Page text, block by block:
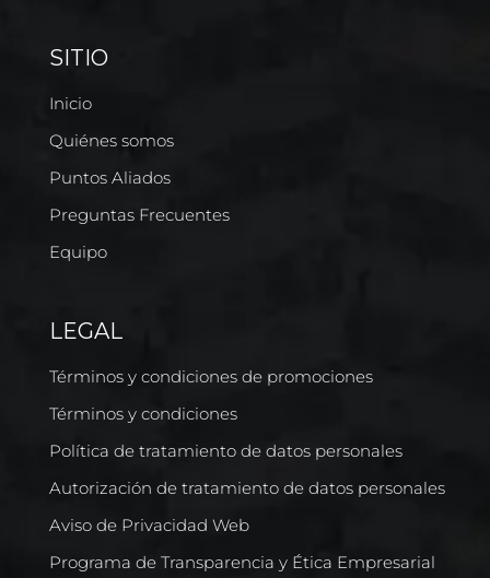
SITIO
Inicio
Quiénes somos
Puntos Aliados
Preguntas Frecuentes
Equipo
LEGAL
Términos y condiciones de promociones
Términos y condiciones
Política de tratamiento de datos personales
Autorización de tratamiento de datos personales
Aviso de Privacidad Web
Programa de Transparencia y Ética Empresarial